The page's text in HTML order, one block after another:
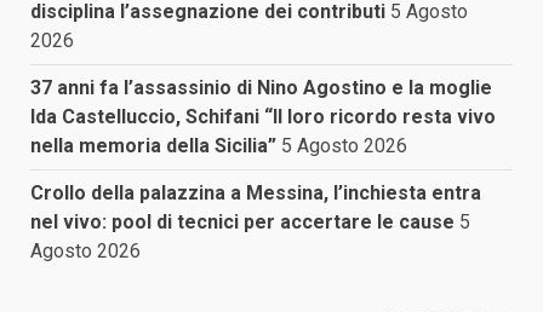
disciplina l’assegnazione dei contributi 5 Agosto
2026
37 anni fa l’assassinio di Nino Agostino e la moglie
Ida Castelluccio, Schifani “Il loro ricordo resta vivo
nella memoria della Sicilia” 5 Agosto 2026
Crollo della palazzina a Messina, l’inchiesta entra
nel vivo: pool di tecnici per accertare le cause 5
Agosto 2026